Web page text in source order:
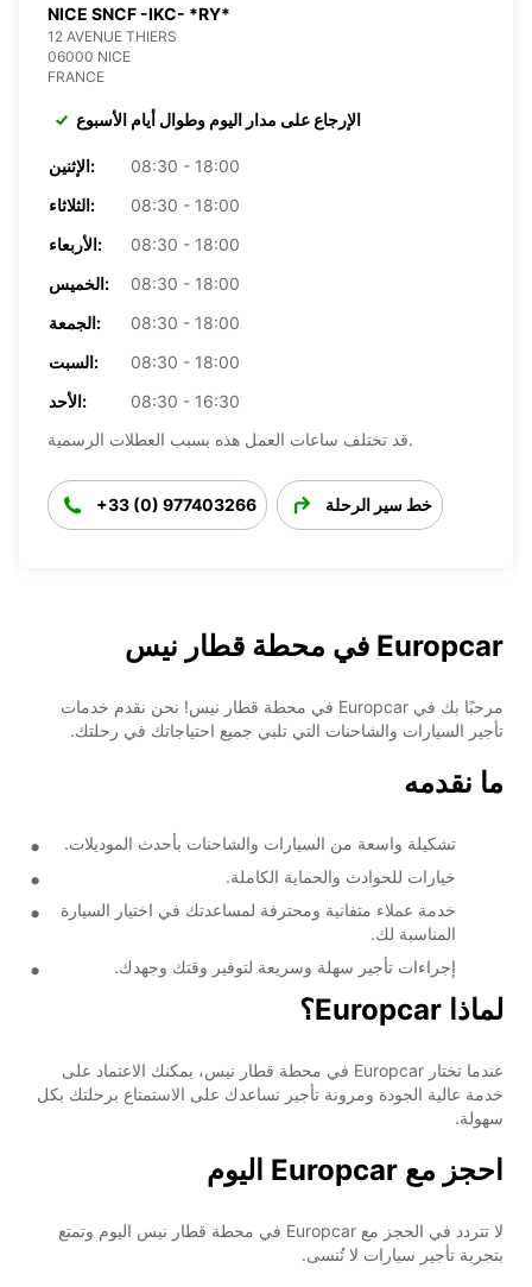
NICE SNCF -IKC- *RY*
12 AVENUE THIERS
06000 NICE
FRANCE
الإرجاع على مدار اليوم وطوال أيام الأسبوع
الإثنين:
08:30 - 18:00
الثلاثاء:
08:30 - 18:00
الأربعاء:
08:30 - 18:00
الخميس:
08:30 - 18:00
الجمعة:
08:30 - 18:00
السبت:
08:30 - 18:00
الأحد:
08:30 - 16:30
قد تختلف ساعات العمل هذه بسبب العطلات الرسمية.
+33 (0) 977403266 خط سير الرحلة
Europcar في محطة قطار نيس
مرحبًا بك في Europcar في محطة قطار نيس! نحن نقدم خدمات
تأجير السيارات والشاحنات التي تلبي جميع احتياجاتك في رحلتك.
ما نقدمه
تشكيلة واسعة من السيارات والشاحنات بأحدث الموديلات.
خيارات للحوادث والحماية الكاملة.
خدمة عملاء متفانية ومحترفة لمساعدتك في اختيار السيارة
المناسبة لك.
إجراءات تأجير سهلة وسريعة لتوفير وقتك وجهدك.
لماذا Europcar؟
عندما تختار Europcar في محطة قطار نيس، يمكنك الاعتماد على
خدمة عالية الجودة ومرونة تأجير تساعدك على الاستمتاع برحلتك بكل
سهولة.
احجز مع Europcar اليوم
لا تتردد في الحجز مع Europcar في محطة قطار نيس اليوم وتمتع
بتجربة تأجير سيارات لا تُنسى.